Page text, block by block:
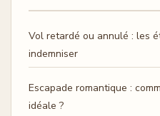
Vol retardé ou annulé : les
indemniser
Escapade romantique :
idéale ?